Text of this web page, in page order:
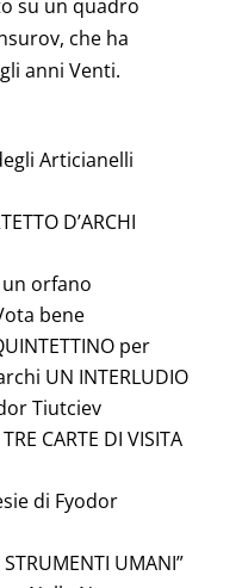
su un quadro
che ha
anni Venti.
Articianelli
D’ARCHI
un orfano
bene
per
UN INTERLUDIO
Tiutciev
CARTE DI VISITA
di Fyodor
UMANI”